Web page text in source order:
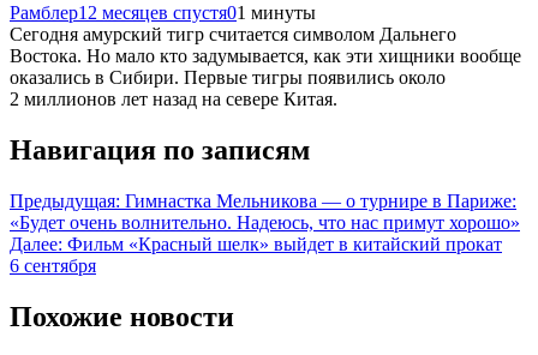
Рамблер12 месяцев спустя01 минуты
Сегодня амурский тигр считается символом Дальнего
Востока. Но мало кто задумывается, как эти хищники вообще
оказались в Сибири. Первые тигры появились около
2 миллионов лет назад на севере Китая.
Навигация по записям
Предыдущая: Гимнастка Мельникова — о турнире в Париже:
«Будет очень волнительно. Надеюсь, что нас примут хорошо»
Далее: Фильм «Красный шелк» выйдет в китайский прокат
6 сентября
Похожие новости